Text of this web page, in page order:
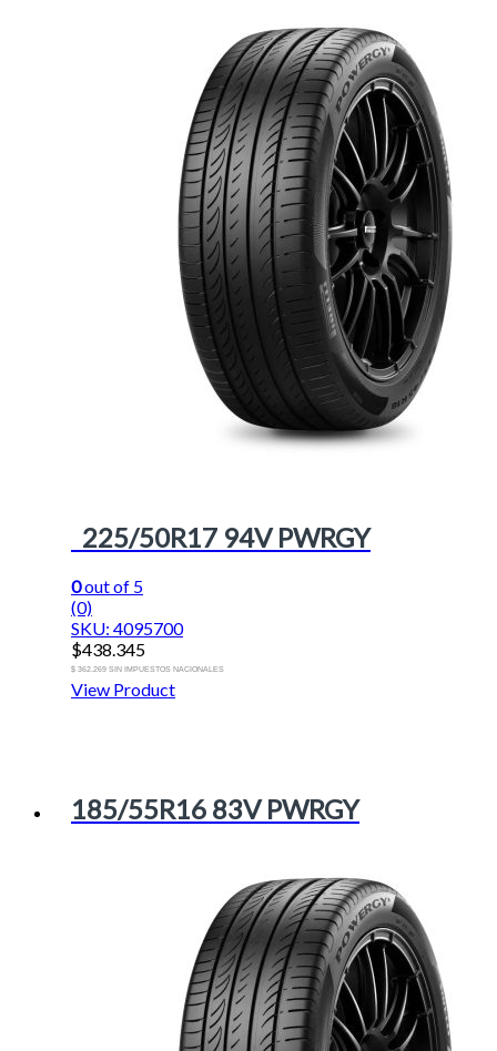
225/50R17 94V PWRGY
0out of 5
(0)
SKU: 4095700
$438.345
$ 362.269 SIN IMPUESTOS NACIONALES
View Product
185/55R16 83V PWRGY